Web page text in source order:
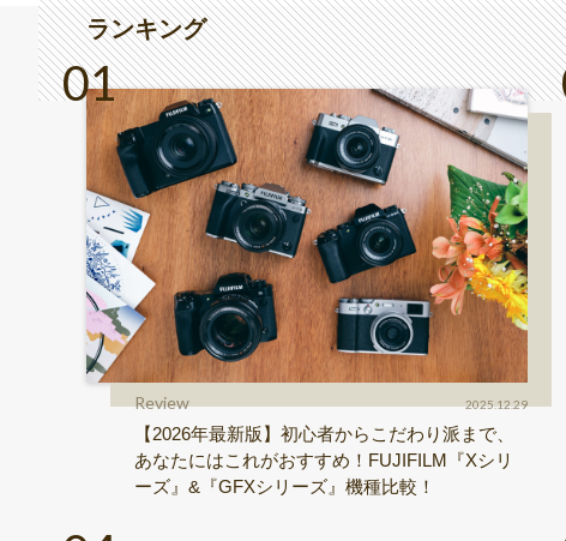
ランキング
Review 2025.12.29
【2026年最新版】初心者からこだわり派まで、
あなたにはこれがおすすめ！FUJIFILM『Xシリ
ーズ』&『GFXシリーズ』機種比較！